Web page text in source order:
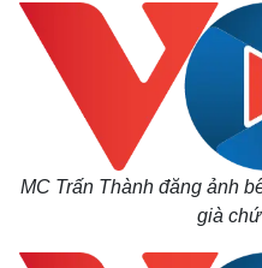
MC Trấn Thành đăng ảnh
già